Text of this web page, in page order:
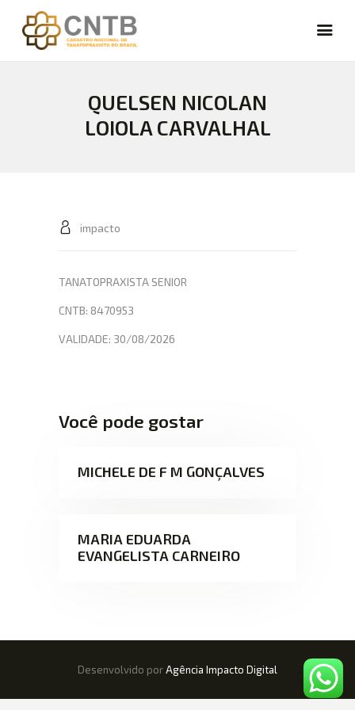
QUELSEN NICOLAN
LOIOLA CARVALHAL
CARREIRA
VAGAS
CURSOS
impacto
TANATOPRAXISTA SENIOR
CNTB: 8470953
VALIDADE: 30/08/2026
Você pode gostar
MICHELE DE F M GONÇALVES
MARIA EDUARDA
EVANGELISTA CARNEIRO
Desenvolvido porAgência Impacto Digital